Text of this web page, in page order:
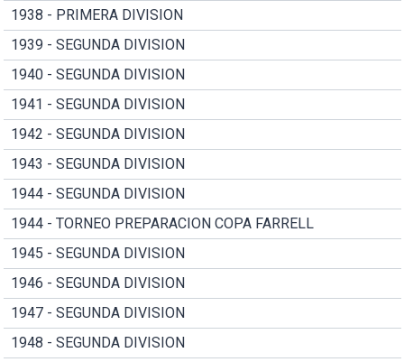
1938 - PRIMERA DIVISION
1939 - SEGUNDA DIVISION
1940 - SEGUNDA DIVISION
1941 - SEGUNDA DIVISION
1942 - SEGUNDA DIVISION
1943 - SEGUNDA DIVISION
1944 - SEGUNDA DIVISION
1944 - TORNEO PREPARACION COPA FARRELL
1945 - SEGUNDA DIVISION
1946 - SEGUNDA DIVISION
1947 - SEGUNDA DIVISION
1948 - SEGUNDA DIVISION